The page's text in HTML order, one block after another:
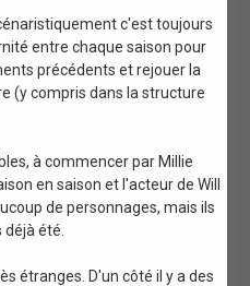
c'est toujours
entre chaque saison pour
précédents et rejouer la
(y compris dans la structure
à commencer par Millie
en saison et l'acteur de Will
de personnages, mais ils
été.
étranges. D'un côté il y a des